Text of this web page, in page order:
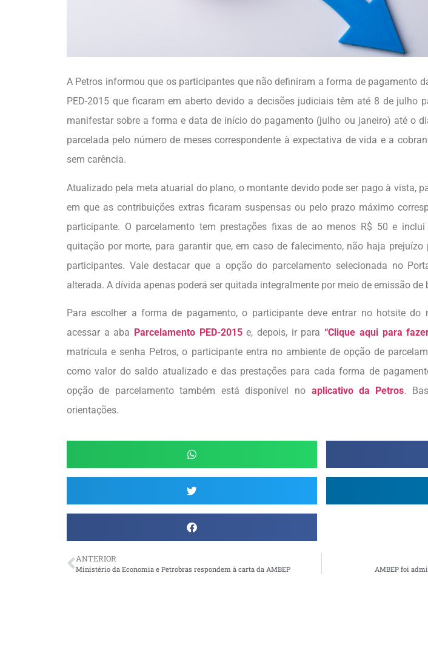
A Petros informou que os participantes que não definiram a forma de pagamento
PED-2015 que ficaram em aberto devido a decisões judiciais têm até 8 de julho
manifestar sobre a forma e data de início do pagamento (julho ou janeiro) até o
parcelada pelo número de meses correspondente à expectativa de vida e a
sem carência.
Atualizado pela meta atuarial do plano, o montante devido pode ser pago à vista,
em que as contribuições extras ficaram suspensas ou pelo prazo máximo
participante. O parcelamento tem prestações fixas de ao menos R$ 50 e
quitação por morte, para garantir que, em caso de falecimento, não haja
participantes. Vale destacar que a opção do parcelamento selecionada no
alterada. A dívida apenas poderá ser quitada integralmente por meio de emissão de
Para escolher a forma de pagamento, o participante deve entrar no hotsite do
acessar a aba Parcelamento PED-2015e, depois, ir para“Clique aqui para
matrícula e senha Petros, o participante entra no ambiente de opção de
como valor do saldo atualizado e das prestações para cada forma de
opção de parcelamento também está disponível no aplicativo da Petros.
orientações.
ANTERIOR
Ministério da Economia e Petrobras respondem à carta da AMBEP AMBEP foi